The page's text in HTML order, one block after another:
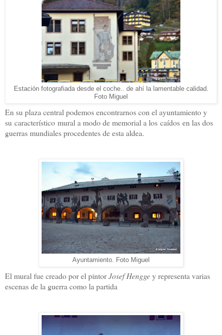
Estación fotografiada desde el coche.. de ahí la lamentable calidad.
Foto Miguel
En su plaza central podemos encontrarnos con el ayuntamiento y
su característico mural a modo de memorial a los caídos en las dos
guerras mundiales procedentes de esta aldea.
Ayuntamiento. Foto Miguel
El mural fue creado por el pintorJosef Henggey representa varias
escenas de la guerra como la partida